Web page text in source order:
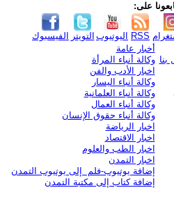
على:
الفيسبوك التويتر اليوتيوب RSS
بنا
أخبار عامة
وكالة أنباء المرأة
اخبار الأدب والفن
وكالة أنباء اليسار
وكالة أنباء العلمانية
وكالة أنباء العمال
وكالة أنباء حقوق الإنسان
اخبار الرياضة
اخبار الاقتصاد
اخبار الطب والعلوم
اخبار التمدن
إضافة يوتيوب-فلم إلى يوتيوب التمدن
إضافة كتاب إلى مكتبة التمدن